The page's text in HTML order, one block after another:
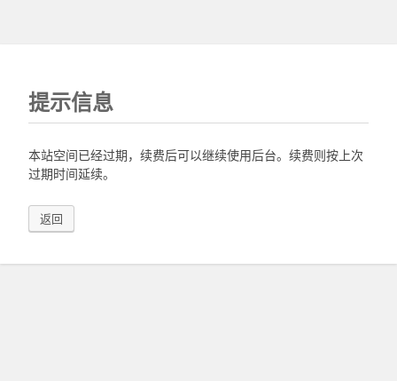
提示信息
本站空间已经过期，续费后可以继续使用后台。续费则按上次
过期时间延续。
返回